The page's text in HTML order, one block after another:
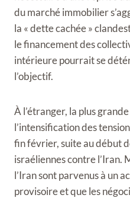
du marché immobilier
la « dette cachée »
le financement des
intérieure pourrait se
l’objectif.
À l’étranger, la plus
l’intensification des
fin février, suite au début
israéliennes contre l’Iran.
l’Iran sont parvenus à un
provisoire et que les